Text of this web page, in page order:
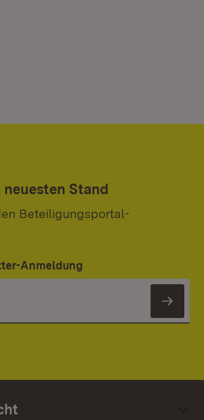
neuesten Stand
Beteiligungsportal-
Anmeldung